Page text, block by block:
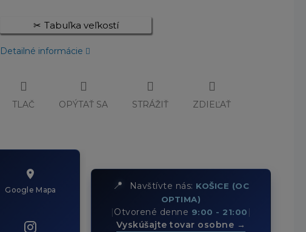
Tabuľka veľkostí
Detailné informácie
TLAČ OPÝTAŤ SA STRÁŽIŤ ZDIEĽAŤ
Google Mapa 📍 Navštívte nás: KOŠICE (OC
OPTIMA)
Otvorené denne 9:00 - 21:00
Vyskúšajte tovar osobne →